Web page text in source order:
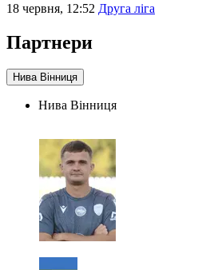
18 червня, 12:52 Друга ліга
Партнери
Нива Вінниця
Нива Вінниця